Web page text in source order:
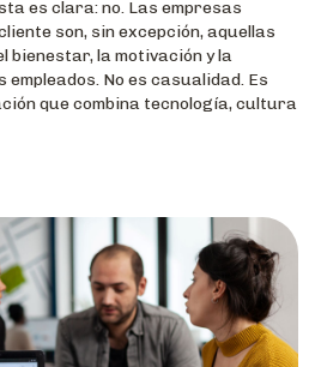
es clara: no. Las empresas
son, sin excepción, aquellas
bienestar, la motivación y la
empleados. No es casualidad. Es
que combina tecnología, cultura